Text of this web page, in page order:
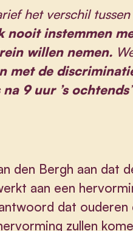
het verschil
nooit instemmen
willen nemen.
met de
9 uur ’s ochtends
den Bergh aan dat
aan een
dat ouderen
zullen